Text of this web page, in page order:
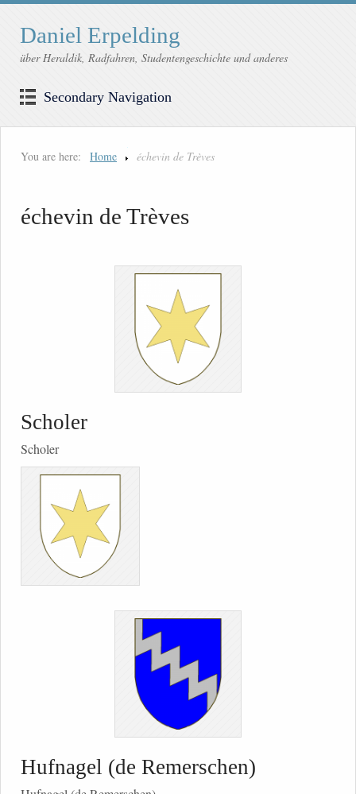
Daniel Erpelding
über Heraldik, Radfahren, Studentengeschichte und anderes
Secondary Navigation
You are here: Home échevin de Trèves
échevin de Trèves
Scholer
Scholer
Hufnagel (de Remerschen)